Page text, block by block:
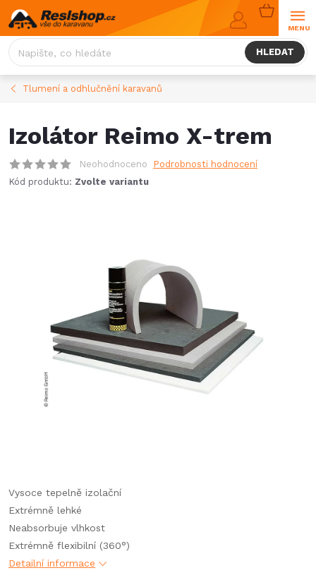
Přejít
na
obsah
HLEDAT
NÁKUPNÍ
KOŠÍK
Tlumení a odhlučnění karavanů
Izolátor Reimo X-trem
Neohodnoceno
Podrobnosti hodnocení
Kód produktu: Zvolte variantu
Vysoce tepelně izolační
Extrémně lehké
Neabsorbuje vlhkost
Extrémně flexibilní (360°)
Detailní informace